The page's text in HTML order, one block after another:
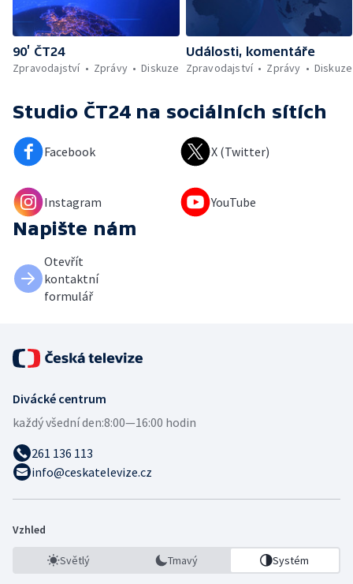
90’ ČT24
Zpravodajství
Zprávy Diskuze
Události, komentáře
Zpravodajství
Zprávy Diskuze
Studio ČT24 na sociálních sítích
Facebook X (Twitter)
Instagram YouTube
Napište nám
Otevřít
kontaktní
formulář
Divácké centrum
každý všední den:8:00—16:00 hodin
261 136 113
info@ceskatelevize.cz
Vzhled
Světlý Tmavý Systém